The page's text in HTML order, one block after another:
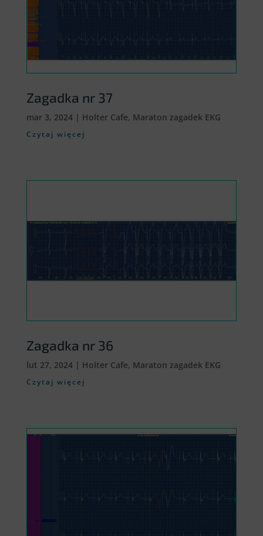
Zagadka nr 37
mar 3, 2024| Holter Cafe, Maraton zagadek EKG
Czytaj więcej
Zagadka nr 36
lut 27, 2024| Holter Cafe, Maraton zagadek EKG
Czytaj więcej